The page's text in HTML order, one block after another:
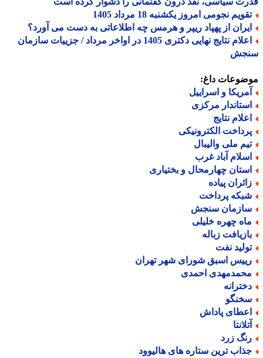
نجومی امروز یکشنبه 18 مرداد 1405
از پهپاد ریپر و هرمس چه اطلاعاتی به دست می آورد؟
اعلام نتایج نهایی دکتری 1405 در اواخر مرداد / جزییات سازمان
داغ:
و اسراییل
مرکزی
نتایج
الکترونیکی
ملی والیبال
آباد غرب
چهارمحال و بختیاری
پیاده
پرداخت
سنجش
چهره خلیلی
زباله
نفت
اسبق شورای شهر تهران
احمدی
پاداش
زرد
ترین ستاره های هالیوود